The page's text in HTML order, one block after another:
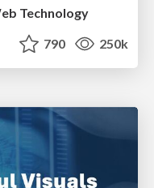
Technology
790 250k